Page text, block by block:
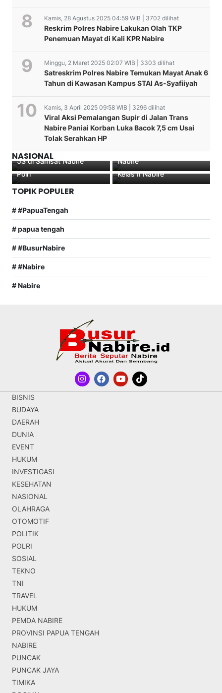
Kamis, 28 Agustus 2025 04:59 WIB | 3702 dilihat
Reskrim Polres Nabire Lakukan Olah TKP
Penemuan Mayat di Kali KPR Nabire
Minggu, 2 Maret 2025 02:07 WIB | 3303 dilihat
Satreskrim Polres Nabire Temukan Mayat Anak 6
Tahun di Kawasan Kampus STAI As-Syafiiyah
Kamis, 3 April 2025 09:58 WIB | 3296 dilihat
Viral Aksi Pemalangan Supir di Jalan Trans
Nabire Paniai Korban Luka Bacok 7,5 cm Usai
Tolak Serahkan HP
NASIONAL
Satlantas Polres Nabire
Hadirkan “Polantas
Menyapa” dengan Budaya
5S di Samsat Nabire
Nabire
Polres Nabire Menerima
Kunjungan Tim Pusat
Penelitian dan
Pengembangan Mabes
Polri
Fakta Integritas Di Lapas
Kelas II Nabire
TOPIK POPULER
# #PapuaTengah
# papua tengah
# #BusurNabire
# #Nabire
# Nabire
BISNIS
BUDAYA
DAERAH
DUNIA
EVENT
HUKUM
INVESTIGASI
KESEHATAN
NASIONAL
OLAHRAGA
OTOMOTIF
POLITIK
POLRI
SOSIAL
TEKNO
TNI
TRAVEL
HUKUM
PEMDA NABIRE
PROVINSI PAPUA TENGAH
NABIRE
PUNCAK
PUNCAK JAYA
TIMIKA